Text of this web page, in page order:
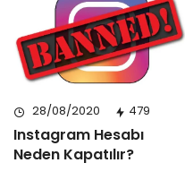
28/08/2020 479
Instagram Hesabı
Neden Kapatılır?